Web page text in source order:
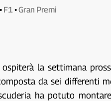
• F1•Gran Premi
la settimana
da sei
ha potuto